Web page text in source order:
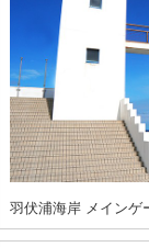
羽伏浦海岸 メインゲ